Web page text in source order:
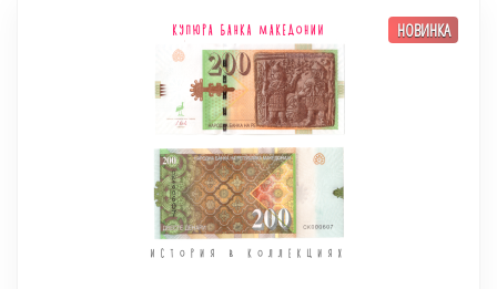
НОВИНКА